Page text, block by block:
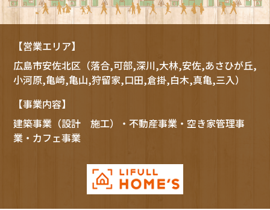
【営業エリア】
広島市安佐北区（落合,可部,深川,大林,安佐,あさひが丘,
小河原,亀崎,亀山,狩留家,口田,倉掛,白木,真亀,三入）
【事業内容】
建築事業（設計 施工）・不動産事業・空き家管理事
業・カフェ事業